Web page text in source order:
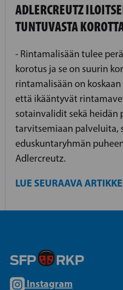
ADLERCREUTZ
TUNTUVASTA
- Rintamalisään tulee
korotus ja se on suurin
rintamalisään on
että ikääntyvät
sotainvalidit sekä heidän
tarvitsemiaan palveluita,
eduskuntaryhmän
Adlercreutz.
LUE SEURAAVA
Instagram